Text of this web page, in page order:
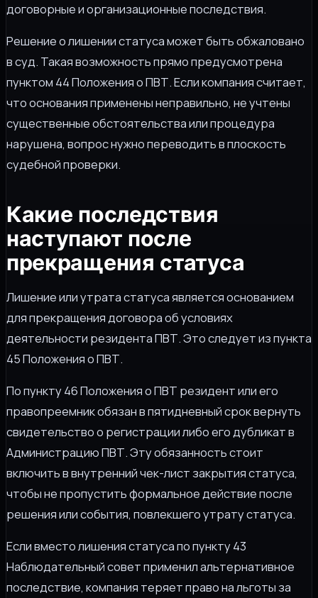
договорные и организационные последствия.
Решение о лишении статуса может быть обжаловано
в суд. Такая возможность прямо предусмотрена
пунктом 44 Положения о ПВТ. Если компания считает,
что основания применены неправильно, не учтены
существенные обстоятельства или процедура
нарушена, вопрос нужно переводить в плоскость
судебной проверки.
Какие последствия
наступают после
прекращения статуса
Лишение или утрата статуса является основанием
для прекращения договора об условиях
деятельности резидента ПВТ. Это следует из пункта
45 Положения о ПВТ.
По пункту 46 Положения о ПВТ резидент или его
правопреемник обязан в пятидневный срок вернуть
свидетельство о регистрации либо его дубликат в
Администрацию ПВТ. Эту обязанность стоит
включить в внутренний чек-лист закрытия статуса,
чтобы не пропустить формальное действие после
решения или события, повлекшего утрату статуса.
Если вместо лишения статуса по пункту 43
Наблюдательный совет применил альтернативное
последствие, компания теряет право на льготы за